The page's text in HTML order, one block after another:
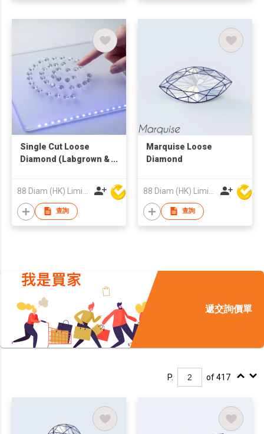
Single Cut Loose
Diamond (Labgrown &
查詢
Marquise Loose
Diamond
查詢
遞交詢價單
P. of 417